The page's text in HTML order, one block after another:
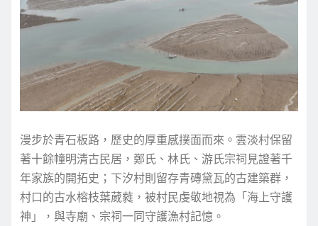
漫步於青石板路，歷史的厚重感撲面而來。雲淡村保留
著十餘幢明清古民居，鄭氏、林氏、游氏宗祠見證著千
年家族的開拓史；下汐村則留存青磚黛瓦的古建築群，
村口的古水榕枝葉葳蕤，被村民虔敬地視為「海上守護
神」，與寺廟、宗祠一同守護漁村記憶。